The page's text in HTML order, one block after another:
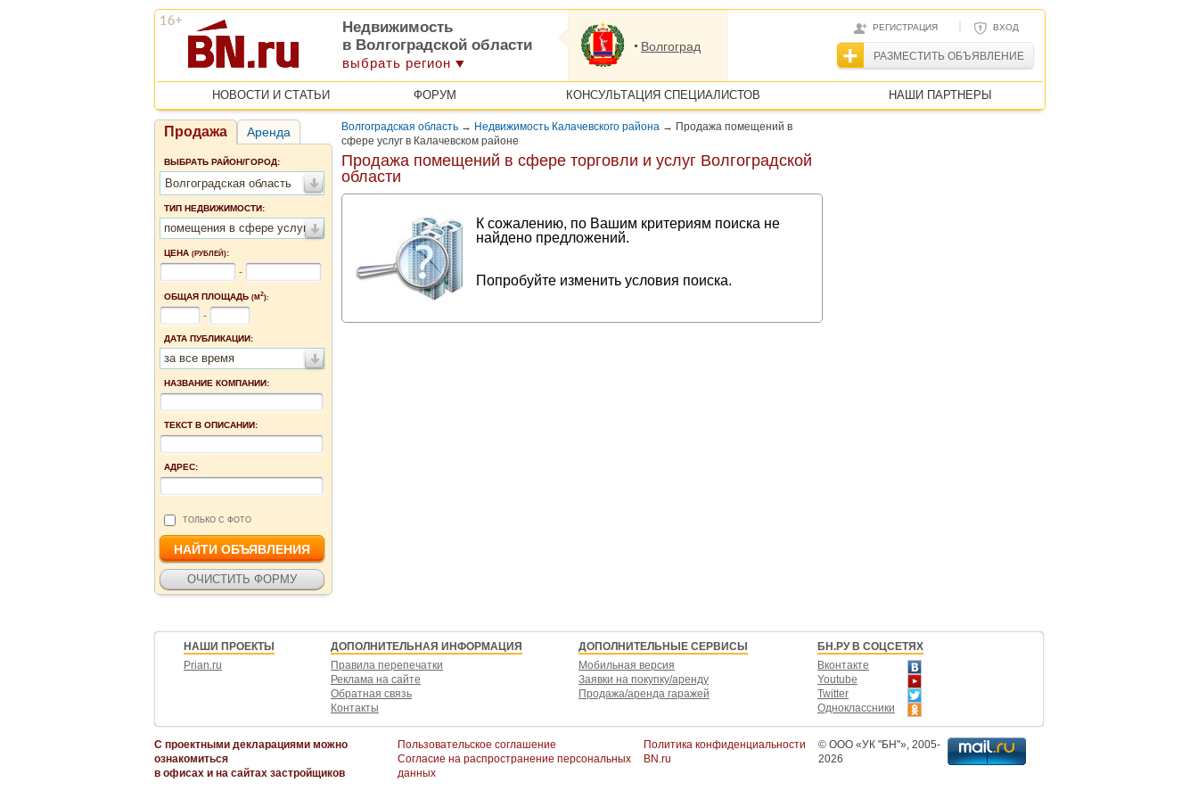
РЕГИСТРАЦИЯ | ВХОД
РАЗМЕСТИТЬ ОБЪЯВЛЕНИЕ
Недвижимость
в Волгоградской области
выбрать регион
Волгоград
НОВОСТИ И СТАТЬИ ФОРУМ КОНСУЛЬТАЦИЯ СПЕЦИАЛИСТОВ НАШИ ПАРТНЕРЫ
Продажа Аренда
ВЫБРАТЬ РАЙОН/ГОРОД:
Волгоградская область
ТИП НЕДВИЖИМОСТИ:
помещения в сфере услуг
ЦЕНА (РУБЛЕЙ):
-
ОБЩАЯ ПЛОЩАДЬ (М2):
-
ДАТА ПУБЛИКАЦИИ:
за все время
НАЗВАНИЕ КОМПАНИИ:
ТЕКСТ В ОПИСАНИИ:
АДРЕС:
ТОЛЬКО С ФОТО
Волгоградская область → Недвижимость Калачевского района → Продажа помещений в
сфере услуг в Калачевском районе
Продажа помещений в сфере торговли и услуг Волгоградской
области
К сожалению, по Вашим критериям поиска не
найдено предложений.
Попробуйте изменить условия поиска.
НАШИ ПРОЕКТЫ
Prian.ru
ДОПОЛНИТЕЛЬНАЯ ИНФОРМАЦИЯ
Правила перепечатки
Реклама на сайте
Обратная связь
Контакты
ДОПОЛНИТЕЛЬНЫЕ СЕРВИСЫ
Мобильная версия
Заявки на покупку/аренду
Продажа/аренда гаражей
БН.РУ В СОЦСЕТЯХ
Вконтакте
Youtube
Twitter
Одноклассники
С проектными декларациями можно
ознакомиться
в офисах и на сайтах застройщиков
Пользовательское соглашение
Согласие на распространение персональных
данных
Политика конфиденциальности
BN.ru
© ООО «УК "БН"» , 2005-
2026